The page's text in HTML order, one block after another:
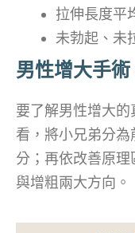
拉伸長度平
未勃起、未
男性增大手術
要了解男性增大
看，將小兄弟分
分；再依改善原
與增粗兩大方向。